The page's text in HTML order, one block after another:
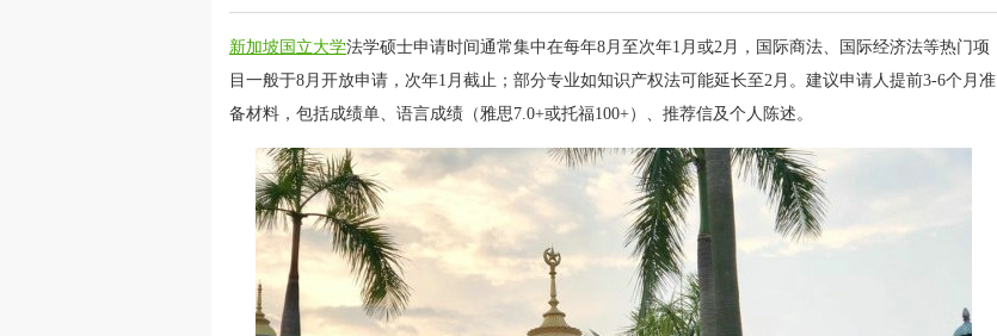
新加坡国立大学法学硕士申请时间通常集中在每年8月至次年1月或2月，国际商法、国际经济法等热门项
目一般于8月开放申请，次年1月截止；部分专业如知识产权法可能延长至2月。建议申请人提前3-6个月准
备材料，包括成绩单、语言成绩（雅思7.0+或托福100+）、推荐信及个人陈述。